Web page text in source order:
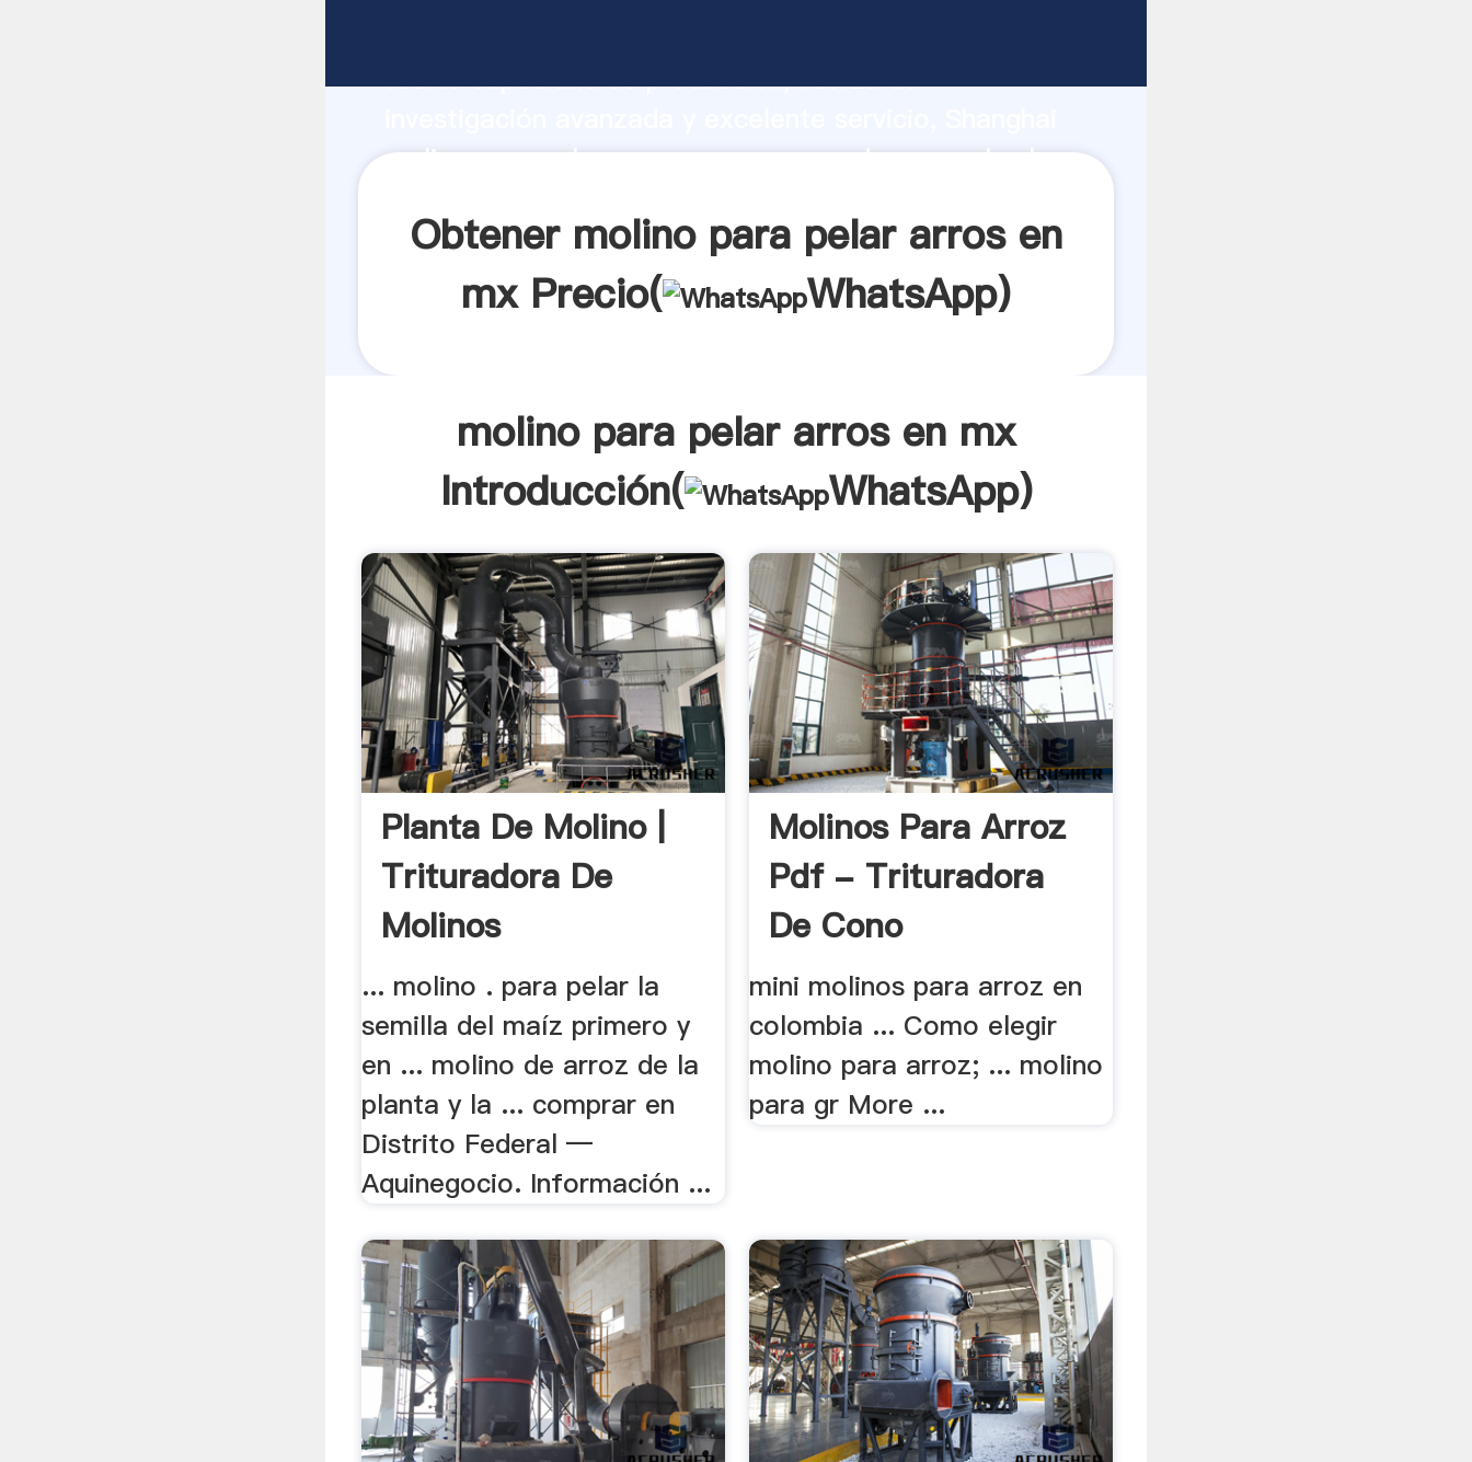
fuerte capacidad de producción, fuerza de
molino para pelar arros en mx proveedor crea el valor y
Obtener molino para pelar arros en
mx Precio(
WhatsApp)
molino para pelar arros en mx
Introducción(
WhatsApp)
Planta De Molino |
Trituradora De
Molinos
... molino . para pelar la
semilla del maíz primero y
en ... molino de arroz de la
planta y la ... comprar en
Distrito Federal —
Aquinegocio. Información ...
Molinos Para Arroz
Pdf - Trituradora
De Cono
mini molinos para arroz en
colombia ... Como elegir
molino para arroz; ... molino
para gr More ...